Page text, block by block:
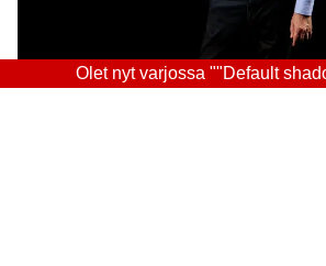
Olet nyt varjossa ""Default